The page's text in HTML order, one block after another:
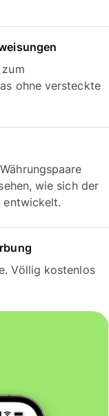
ohne versteckte
wie sich der
entwickelt.
Völlig kostenlos